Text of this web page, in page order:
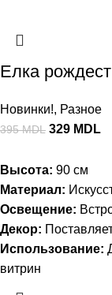
Елка
Новинки!, Разное
395MDL 329 MDL
Высота: 90 см
Материал:
Освещение:
Декор:
Использование:
витрин